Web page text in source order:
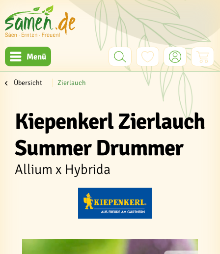
Menü
Übersicht Zierlauch
Kiepenkerl Zierlauch
Summer Drummer
Allium x Hybrida